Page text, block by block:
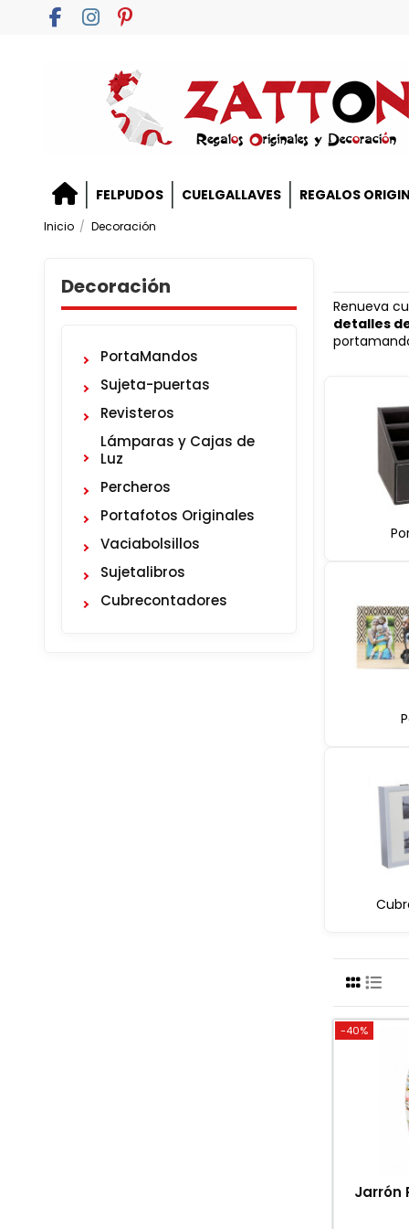
FELPUDOS CUELGALLAVES REGALOS
Inicio Decoración
Renueva
detalles
-40%
Jarrón
Decoración
PortaMandos
Sujeta-puertas
Revisteros
Lámparas y Cajas de
Luz
Percheros
Portafotos Originales
Vaciabolsillos
Sujetalibros
Cubrecontadores